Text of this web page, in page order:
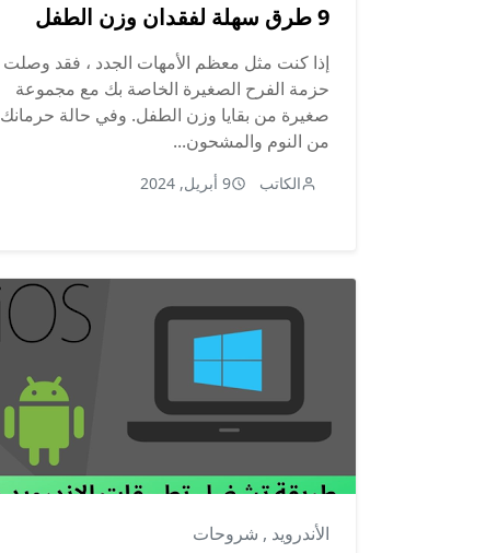
9 طرق سهلة لفقدان وزن الطفل
إذا كنت مثل معظم الأمهات الجدد ، فقد وصلت
حزمة الفرح الصغيرة الخاصة بك مع مجموعة
صغيرة من بقايا وزن الطفل. وفي حالة حرمانك
من النوم والمشحون...
الكاتب 9 أبريل, 2024
الأندرويد , شروحات